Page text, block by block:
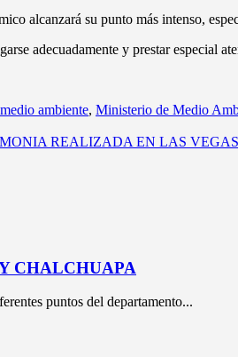
alcanzará su punto más intenso,
adecuadamente y prestar especial
medio ambiente, Ministerio de Medio
REALIZADA EN LAS VEGAS
CHALCHUAPA
puntos del departamento...